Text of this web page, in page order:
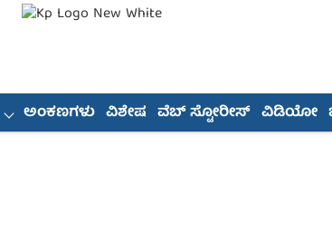
ಅಂಕಣಗಳು ವಿಶೇಷ ವೆಬ್ ಸ್ಟೋರೀಸ್ ವಿಡಿಯೋ